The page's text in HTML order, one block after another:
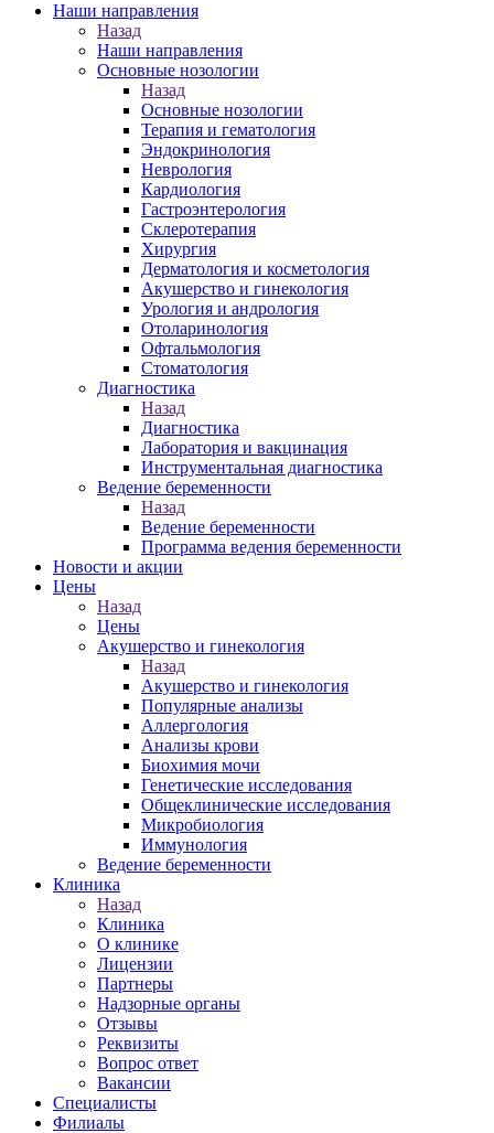
Наши направления
Назад
Наши направления
Основные нозологии
Назад
Основные нозологии
Терапия и гематология
Эндокринология
Неврология
Кардиология
Гастроэнтерология
Склеротерапия
Хирургия
Дерматология и косметология
Акушерство и гинекология
Урология и андрология
Отоларинология
Офтальмология
Стоматология
Диагностика
Назад
Диагностика
Лаборатория и вакцинация
Инструментальная диагностика
Ведение беременности
Назад
Ведение беременности
Программа ведения беременности
Новости и акции
Цены
Назад
Цены
Акушерство и гинекология
Назад
Акушерство и гинекология
Популярные анализы
Аллергология
Анализы крови
Биохимия мочи
Генетические исследования
Общеклинические исследования
Микробиология
Иммунология
Ведение беременности
Клиника
Назад
Клиника
О клинике
Лицензии
Партнеры
Надзорные органы
Отзывы
Реквизиты
Вопрос ответ
Вакансии
Специалисты
Филиалы